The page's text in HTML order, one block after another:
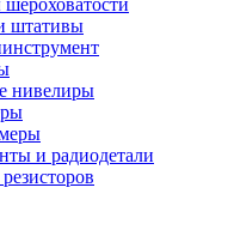
штативы
нивелиры
и радиодетали